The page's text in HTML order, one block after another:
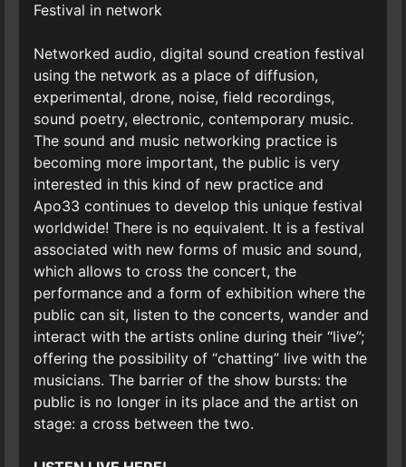
Festival in network
Networked audio, digital sound creation festival
using the network as a place of diffusion,
experimental, drone, noise, field recordings,
sound poetry, electronic, contemporary music.
The sound and music networking practice is
becoming more important, the public is very
interested in this kind of new practice and
Apo33 continues to develop this unique festival
worldwide! There is no equivalent. It is a festival
associated with new forms of music and sound,
which allows to cross the concert, the
performance and a form of exhibition where the
public can sit, listen to the concerts, wander and
interact with the artists online during their “live”;
offering the possibility of “chatting” live with the
musicians. The barrier of the show bursts: the
public is no longer in its place and the artist on
stage: a cross between the two.